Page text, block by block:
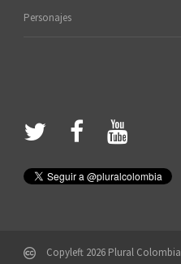
Personajes
Copyleft 2026 Plural Colombia